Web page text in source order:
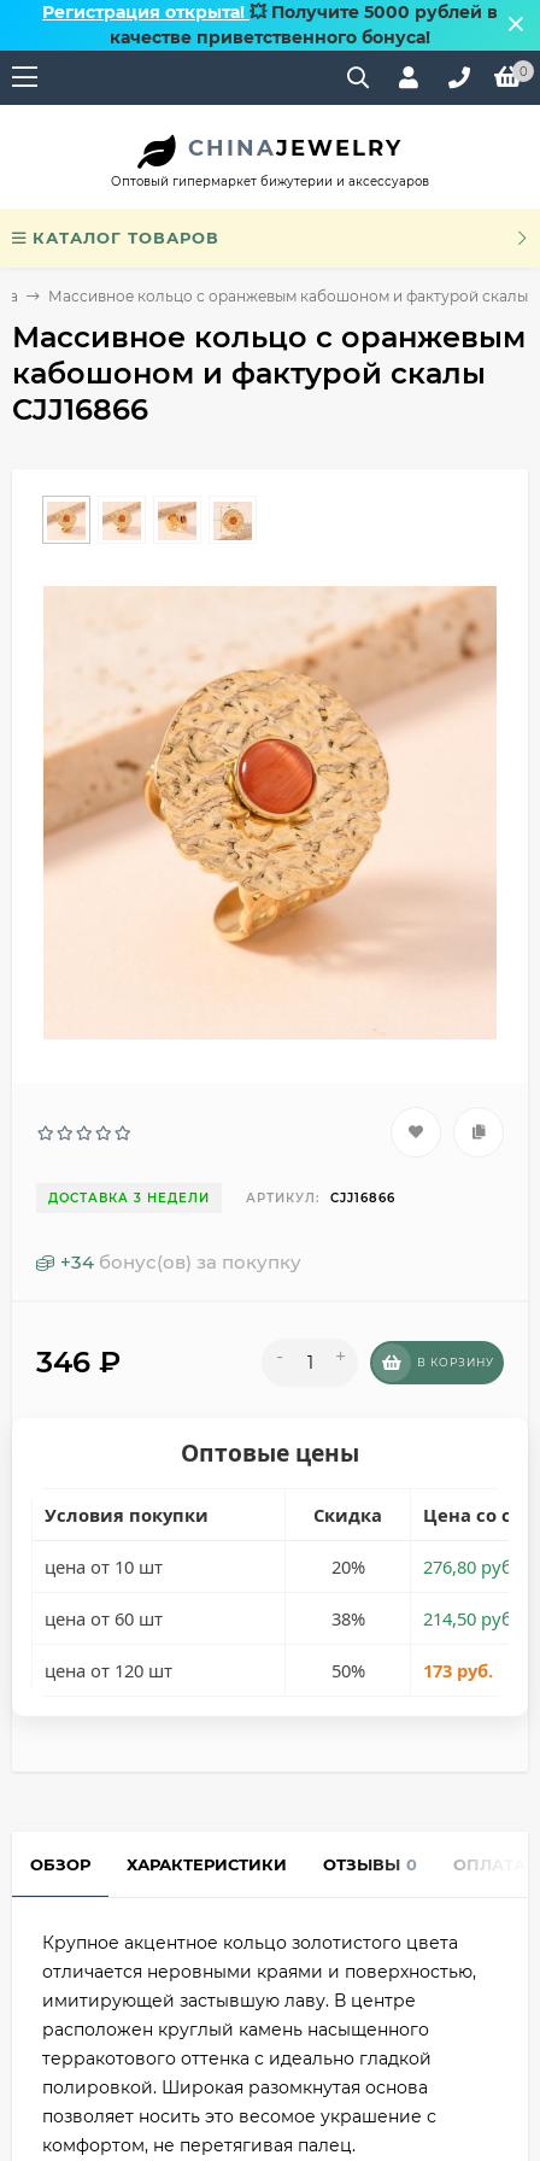
Регистрация открыта! 💥 Получите 5000 рублей в
качестве приветственного бонуса!
0
CHINAJEWELRY
Оптовый гипермаркет бижутерии и аксессуаров
КАТАЛОГ ТОВАРОВ
Массивное кольцо с оранжевым кабошоном и фактурой скалы
Массивное кольцо с оранжевым
кабошоном и фактурой скалы
CJJ16866
ДОСТАВКА 3 НЕДЕЛИ АРТИКУЛ: CJJ16866
+34 бонус(ов) за покупку
346 ₽ - + В КОРЗИНУ
Оптовые цены
Условия покупки Скидка Цена со
цена от 10 шт 20% 276,80 руб.
цена от 60 шт 38% 214,50 руб.
цена от 120 шт 50% 173 руб.
ОБЗОР ХАРАКТЕРИСТИКИ ОТЗЫВЫ 0 ОПЛАТА
Крупное акцентное кольцо золотистого цвета
отличается неровными краями и поверхностью,
имитирующей застывшую лаву. В центре
расположен круглый камень насыщенного
терракотового оттенка с идеально гладкой
полировкой. Широкая разомкнутая основа
позволяет носить это весомое украшение с
комфортом, не перетягивая палец.